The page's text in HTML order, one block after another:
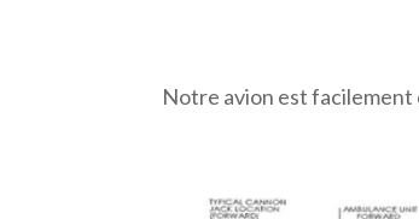
Notre avion est facilement